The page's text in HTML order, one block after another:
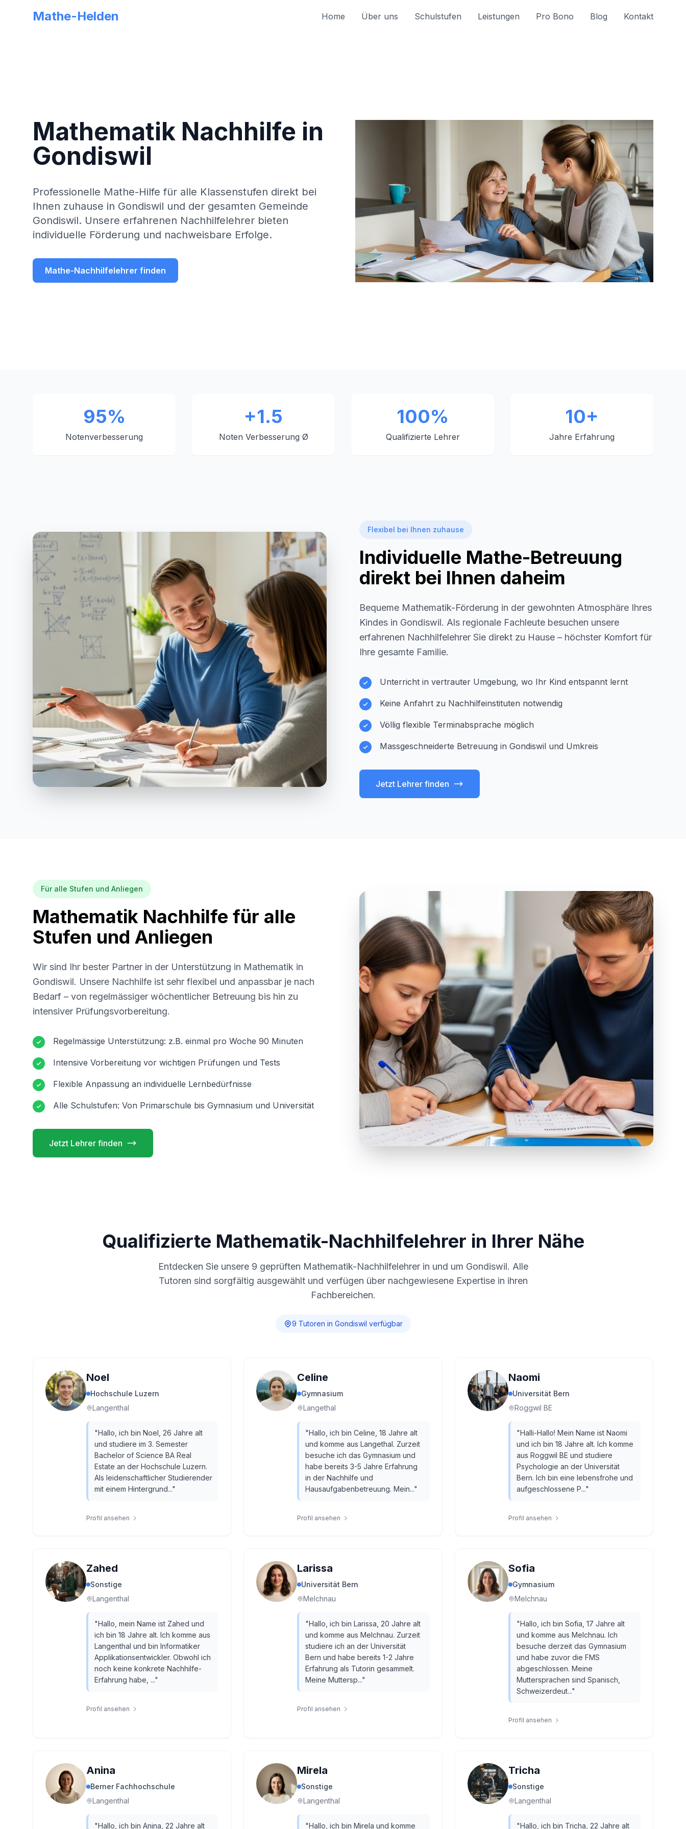
Mathe-Helden Home Über uns Schulstufen Leistungen Pro Bono Blog Kontakt
Mathematik Nachhilfe in
Gondiswil
Professionelle Mathe-Hilfe für alle Klassenstufen direkt bei
Ihnen zuhause in Gondiswil und der gesamten Gemeinde
Gondiswil. Unsere erfahrenen Nachhilfelehrer bieten
individuelle Förderung und nachweisbare Erfolge.
Mathe-Nachhilfelehrer finden
95%
Notenverbesserung
+1.5
Noten Verbesserung Ø
100%
Qualifizierte Lehrer
10+
Jahre Erfahrung
Flexibel bei Ihnen zuhause
Individuelle Mathe-Betreuung
direkt bei Ihnen daheim
Bequeme Mathematik-Förderung in der gewohnten Atmosphäre Ihres
Kindes in Gondiswil. Als regionale Fachleute besuchen unsere
erfahrenen Nachhilfelehrer Sie direkt zu Hause – höchster Komfort für
Ihre gesamte Familie.
Unterricht in vertrauter Umgebung, wo Ihr Kind entspannt lernt
Keine Anfahrt zu Nachhilfeinstituten notwendig
Völlig flexible Terminabsprache möglich
Massgeschneiderte Betreuung in Gondiswil und Umkreis
Jetzt Lehrer finden
Für alle Stufen und Anliegen
Mathematik Nachhilfe für alle
Stufen und Anliegen
Wir sind Ihr bester Partner in der Unterstützung in Mathematik in
Gondiswil. Unsere Nachhilfe ist sehr flexibel und anpassbar je nach
Bedarf – von regelmässiger wöchentlicher Betreuung bis hin zu
intensiver Prüfungsvorbereitung.
Regelmässige Unterstützung: z.B. einmal pro Woche 90 Minuten
Intensive Vorbereitung vor wichtigen Prüfungen und Tests
Flexible Anpassung an individuelle Lernbedürfnisse
Alle Schulstufen: Von Primarschule bis Gymnasium und Universität
Jetzt Lehrer finden
Qualifizierte Mathematik-Nachhilfelehrer in Ihrer Nähe
Entdecken Sie unsere 9 geprüften Mathematik-Nachhilfelehrer in und um Gondiswil. Alle
Tutoren sind sorgfältig ausgewählt und verfügen über nachgewiesene Expertise in ihren
Fachbereichen.
9 Tutoren in Gondiswil verfügbar
Noel
Hochschule Luzern
Langenthal
"Hallo, ich bin Noel, 26 Jahre alt
und studiere im 3. Semester
Bachelor of Science BA Real
Estate an der Hochschule Luzern.
Als leidenschaftlicher Studierender
mit einem Hintergrund..."
Profil ansehen
Celine
Gymnasium
Langethal
"Hallo, ich bin Celine, 18 Jahre alt
und komme aus Langethal. Zurzeit
besuche ich das Gymnasium und
habe bereits 3-5 Jahre Erfahrung
in der Nachhilfe und
Hausaufgabenbetreuung. Mein..."
Profil ansehen
Naomi
Universität Bern
Roggwil BE
"Halli-Hallo! Mein Name ist Naomi
und ich bin 18 Jahre alt. Ich komme
aus Roggwil BE und studiere
Psychologie an der Universität
Bern. Ich bin eine lebensfrohe und
aufgeschlossene P..."
Profil ansehen
Zahed
Sonstige
Langenthal
"Hallo, mein Name ist Zahed und
ich bin 18 Jahre alt. Ich komme aus
Langenthal und bin Informatiker
Applikationsentwickler. Obwohl ich
noch keine konkrete Nachhilfe-
Erfahrung habe, ..."
Profil ansehen
Larissa
Universität Bern
Melchnau
"Hallo, ich bin Larissa, 20 Jahre alt
und komme aus Melchnau. Zurzeit
studiere ich an der Universität
Bern und habe bereits 1-2 Jahre
Erfahrung als Tutorin gesammelt.
Meine Muttersp..."
Profil ansehen
Sofia
Gymnasium
Melchnau
"Hallo, ich bin Sofia, 17 Jahre alt
und komme aus Melchnau. Ich
besuche derzeit das Gymnasium
und habe zuvor die FMS
abgeschlossen. Meine
Muttersprachen sind Spanisch,
Schweizerdeut..."
Profil ansehen
Anina
Berner Fachhochschule
Langenthal
"Hallo, ich bin Anina, 22 Jahre alt
Mirela
Sonstige
Langenthal
"Hallo, ich bin Mirela und komme
Tricha
Sonstige
Langenthal
"Hallo, ich bin Tricha, 22 Jahre alt